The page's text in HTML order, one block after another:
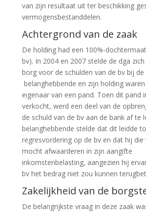
van zijn resultaat uit ter beschikking
vermogensbestanddelen.
Achtergrond van de zaak
De holding had een 100%-
bv). In 2004 en 2007 stelde de dga
borg voor de schulden van de bv bij de
belanghebbende en zijn holding
eigenaar van een pand. Toen dit pand
verkocht, werd een deel van de
de schuld van de bv aan de bank af te
belanghebbende stelde dat dit leidde
regresvordering op de bv en dat hij die
mocht afwaarderen in zijn aangifte
inkomstenbelasting, aangezien hij
bv het bedrag niet zou kunnen
Zakelijkheid van de
De belangrijkste vraag in deze zaak